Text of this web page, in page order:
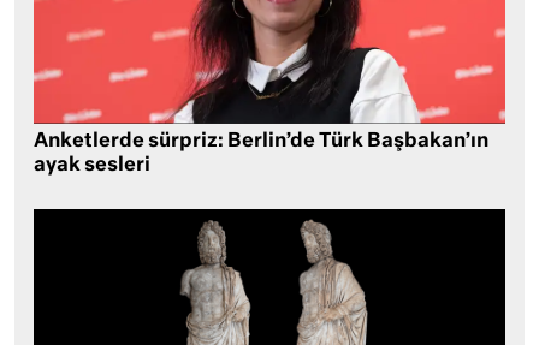
Anketlerde sürpriz: Berlin’de Türk Başbakan’ın
ayak sesleri